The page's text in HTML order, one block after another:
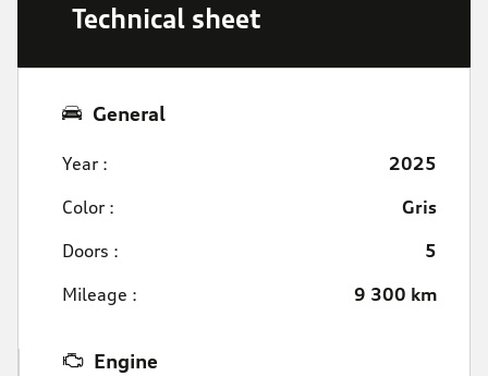
Technical sheet
General
Year :
2025
Color :
Gris
Doors :
5
Mileage :
9 300 km
Engine